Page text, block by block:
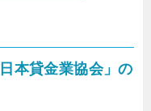
本貸金業協会」の